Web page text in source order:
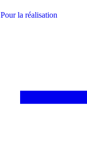
Pour la réalisation